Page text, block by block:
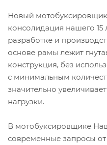
Новый
консолидация нашего 15
разработке и
основе рамы лежит
конструкция, без
с минимальным
значительно
нагрузки.
В мотобуксировщике
современные запросы